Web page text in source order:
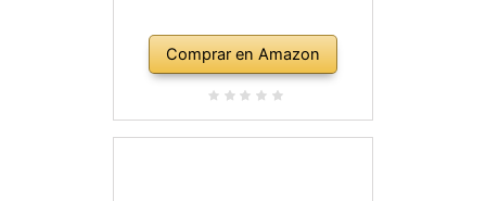
Comprar en Amazon